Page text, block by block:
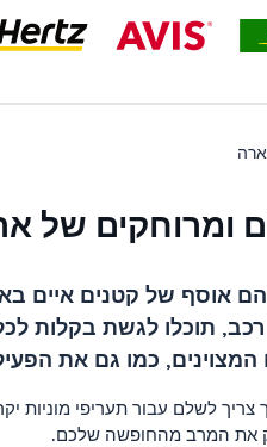
ומרוחקים של
אוסף של קטנים איים
תוכלו לגשת בקלות
כמו גם את
לשלם עבור תעריפי
את המרב מהחופשה שלכם.